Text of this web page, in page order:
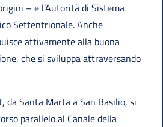
– e l’Autorità di Sistema
Settentrionale. Anche
attivamente alla buona
che si sviluppa attraversando
da Santa Marta a San Basilio, si
parallelo al Canale della